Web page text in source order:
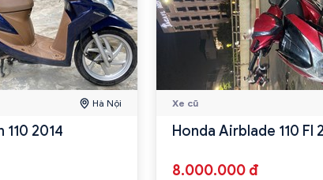
Hà Nội
110 2014
Xe cũ
Honda Airblade 110 FI
8.000.000 đ